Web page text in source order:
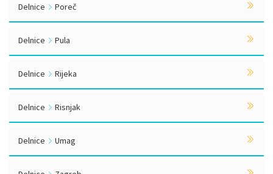
Delnice Poreč
Delnice Pula
Delnice Rijeka
Delnice Risnjak
Delnice Umag